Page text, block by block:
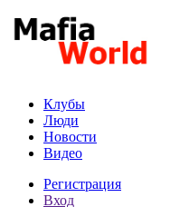
Перейти к основному
Клубы
Люди
Новости
Видео
Регистрация
Вход